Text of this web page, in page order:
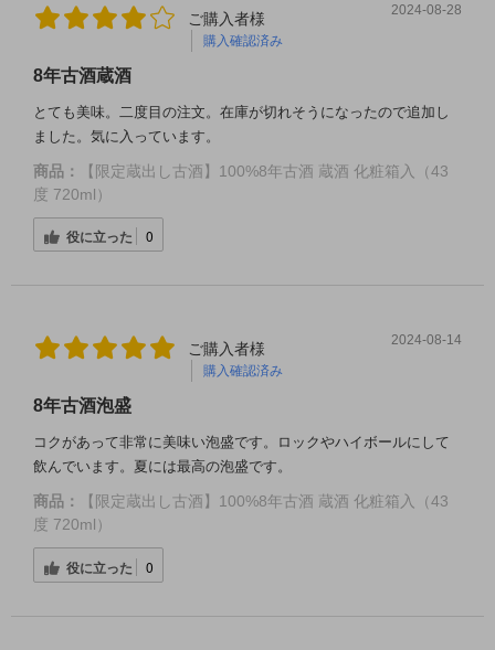
ご購入者様
購入確認済み
2024-08-28
8年古酒蔵酒
とても美味。二度目の注文。在庫が切れそうになったので追加し
ました。気に入っています。
商品：
【限定蔵出し古酒】100%8年古酒 蔵酒 化粧箱入（43
度 720ml）
役に立った 0
ご購入者様
購入確認済み
2024-08-14
8年古酒泡盛
コクがあって非常に美味い泡盛です。ロックやハイボールにして
飲んでいます。夏には最高の泡盛です。
商品：
【限定蔵出し古酒】100%8年古酒 蔵酒 化粧箱入（43
度 720ml）
役に立った 0